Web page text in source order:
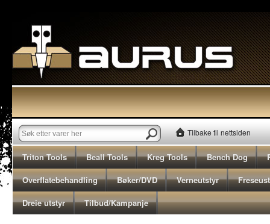
Tilbake til nettsiden
Triton Tools Beall Tools Kreg Tools Bench Dog
Overflatebehandling
Bøker/DVD Verneutstyr
Dreie utstyr
Tilbud/Kampanje